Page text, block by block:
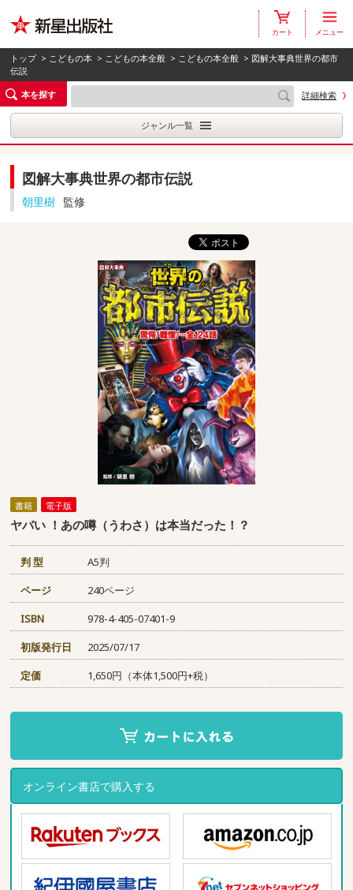
カート メニュー
トップ > こどもの本 > こどもの本全般 > こどもの本全般 > 図解大事典世界の都市
伝説
本を探す
詳細検索
ジャンル一覧
図解大事典世界の都市伝説
朝里樹 監修
書籍 電子版
ヤバい ！あの噂（うわさ）は本当だった！？
判 型
A5判
ページ
240ページ
ISBN
978-4-405-07401-9
初版発行日
2025/07/17
定価
1,650円（本体1,500円+税）
オンライン書店で購入する